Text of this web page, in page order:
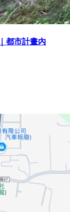
都市計畫內